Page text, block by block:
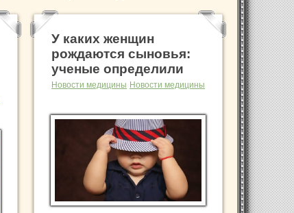
У каких женщин
рождаются сыновья:
ученые определили
Новости медицины Новости медицины